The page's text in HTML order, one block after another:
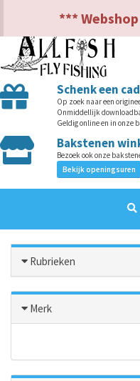
***
Schenk een
Op zoek naar een
Onmiddellijk
Geldig online en in onze
Bakstenen
Bezoek ook onze
Bekijk openingsuren
Rubrieken
Merk